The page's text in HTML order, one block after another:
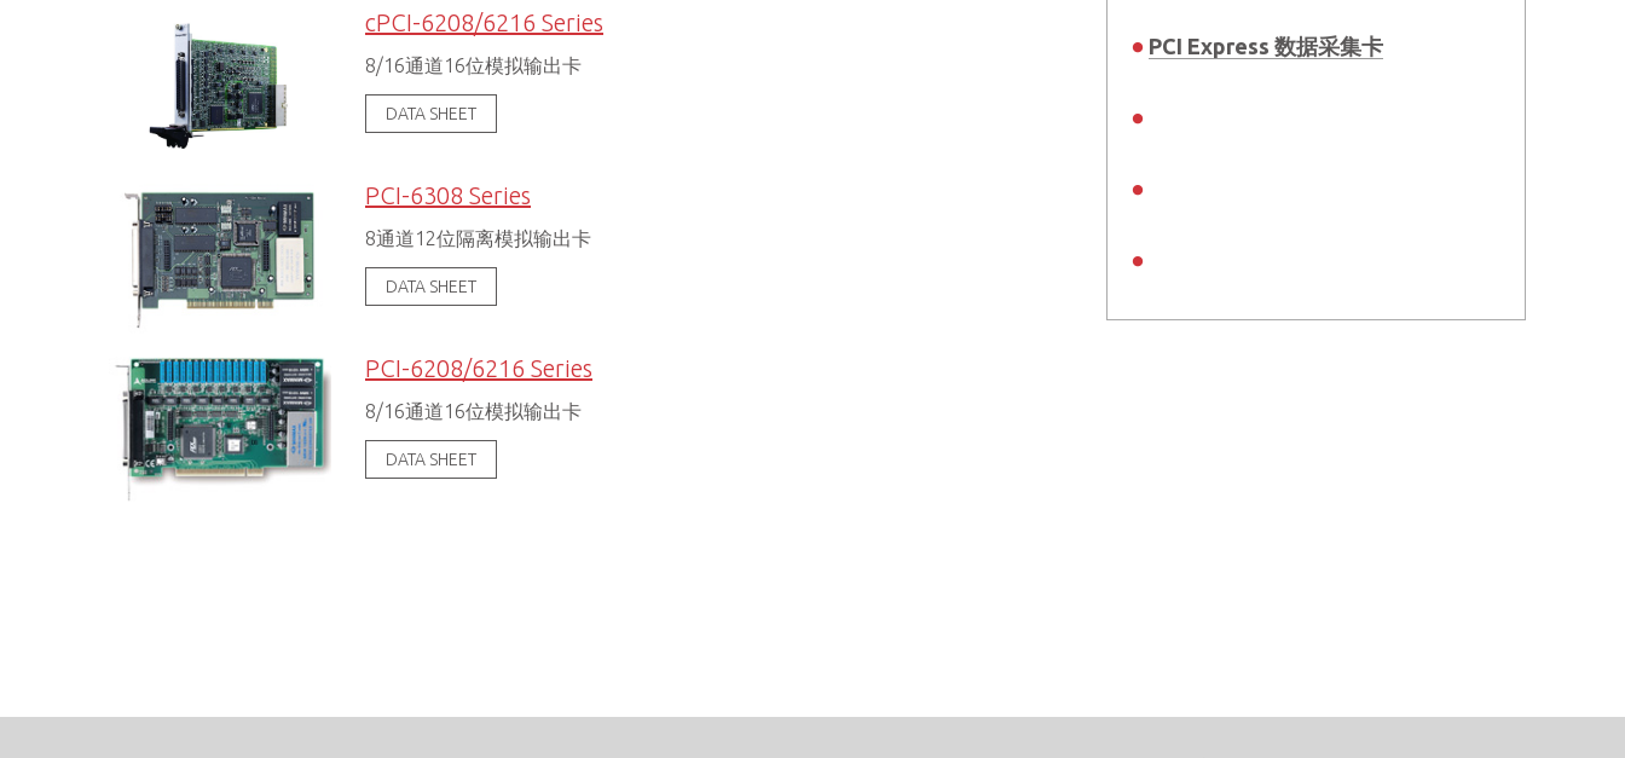
cPCI-6208/6216 Series
8/16通道16位模拟输出卡
DATA SHEET
PCI-6308 Series
8通道12位隔离模拟输出卡
DATA SHEET
PCI-6208/6216 Series
8/16通道16位模拟输出卡
DATA SHEET
PCI Express 数据采集卡